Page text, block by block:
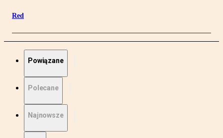
Red
Powiązane
Polecane
Najnowsze